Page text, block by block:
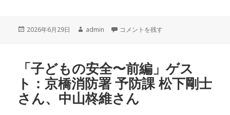
c
e
o
o
k
e r
e
d
s
y
n
k
投
2026年6月29日
作
admin 「子どもの安全〜後編」ゲスト：京橋
コメントを残す
「子どもの安全〜前編」ゲス
ト：京橋消防署 予防課 松下剛士
さん、中山柊維さん